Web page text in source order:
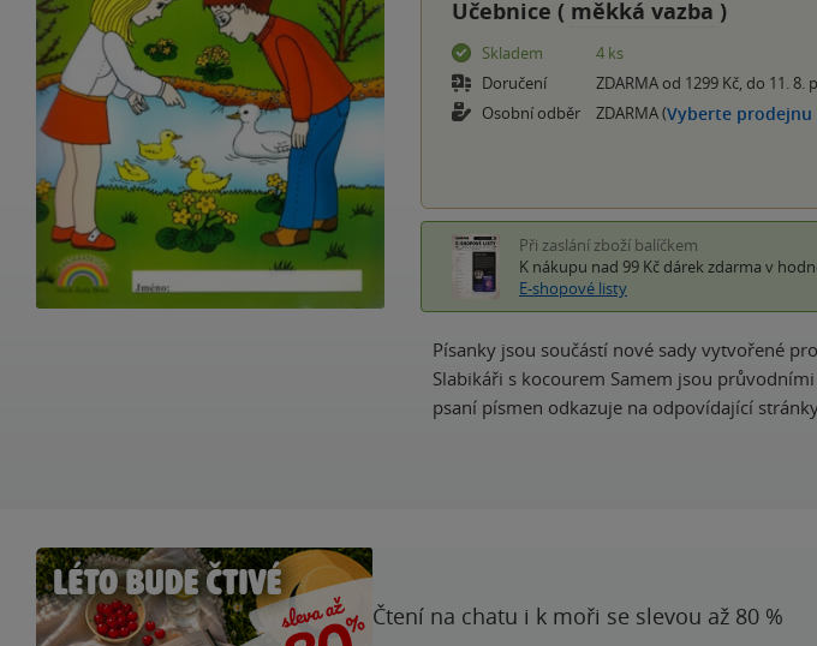
Učebnice ( měkká vazba )
Skladem
4 ks
Doručení
ZDARMA od 1299 Kč, do 11.
Osobní odběr
ZDARMA (Vyberte prodejnu
Při zaslání zboží balíčkem
K nákupu nad 99 Kč dárek zdarma v
E-shopové listy
Písanky jsou součástí nové sady vytvořené
Slabikáři s kocourem Samem jsou
psaní písmen odkazuje na odpovídající
Čtení na chatu i k moři se slevou až 80 %